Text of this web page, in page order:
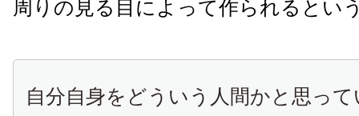
周りの見る目によって作られるとい
自分自身をどういう人間かと思っ